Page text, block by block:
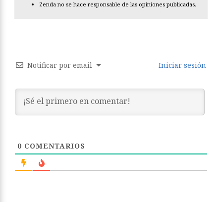
Zenda no se hace responsable de las opiniones publicadas.
Notificar por email Iniciar sesión
0 COMENTARIOS